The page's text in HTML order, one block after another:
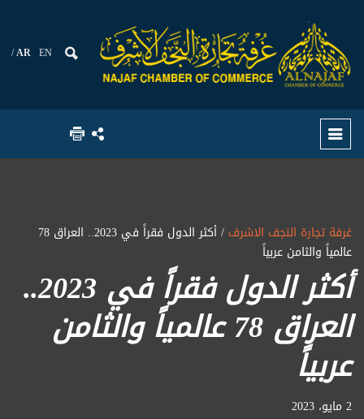
AR EN
غرفة تجارة النجف الاشرف
/ أكثر الدول فقراً في 2023.. العراق 78
عالمياً والثامن عربياً
أكثر الدول فقراً في 2023..
العراق 78 عالمياً والثامن
عربياً
2 مايو، 2023